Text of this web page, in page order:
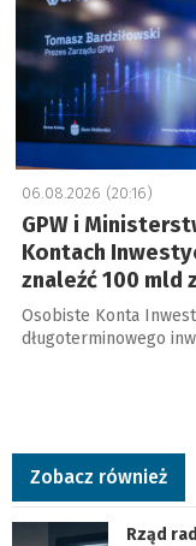
06.08.2026 (20:16)
GPW i
Kontach
znaleźć 100 mld
Osobiste Konta
długoterminowego
Zobacz również
Rząd